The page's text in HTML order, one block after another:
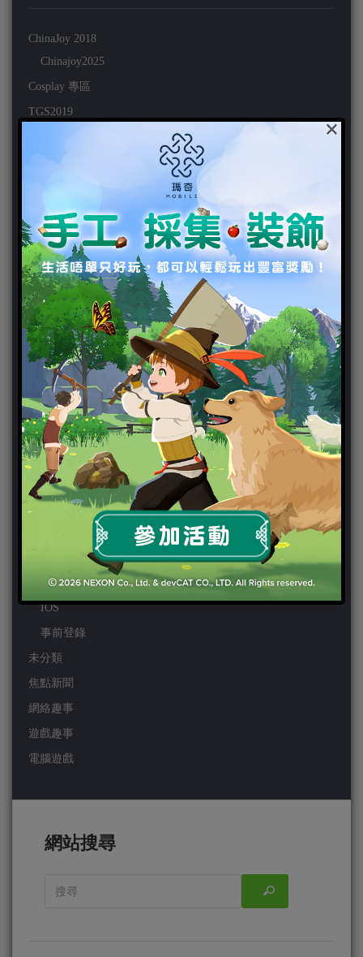
ChinaJoy 2018
Chinajoy2025
Cosplay 專區
TGS2019
天堂2:革命 專區
天堂2:革命 新聞
好康活動
官方虛寶
家用遊戲
3DS
PC
PS VITA
PS3
PS4
PSP
Wii
Wiiu
XBOX ONE
Android
IOS
事前登錄
未分類
焦點新聞
網絡趣事
遊戲趣事
電腦遊戲
網站搜尋
×